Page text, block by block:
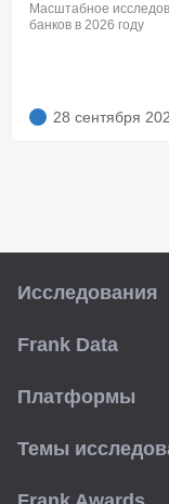
Масштабное
банков в 2026 году
28 сентября
Исследования
Frank Data
Платформы
Темы